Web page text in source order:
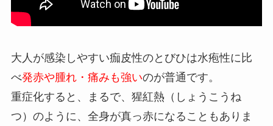
大人が感染しやすい痂皮性のとびひは水疱性に比
べ発赤や腫れ・痛みも強いのが普通です。
重症化すると、まるで、猩紅熱（しょうこうね
つ）のように、全身が真っ赤になることもありま